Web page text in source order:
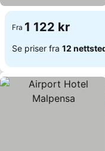
Fra 1 122 kr
Se priser fra 12